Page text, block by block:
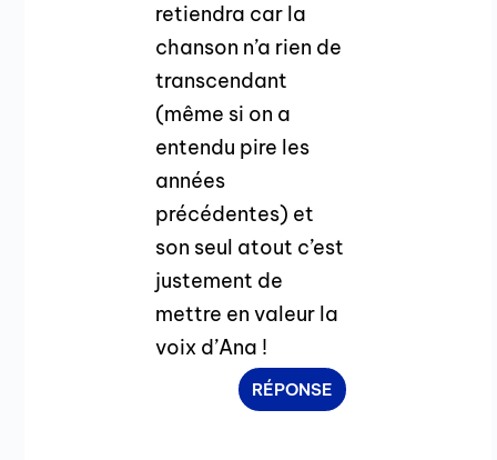
retiendra car la
chanson n’a rien de
transcendant
(même si on a
entendu pire les
années
précédentes) et
son seul atout c’est
justement de
mettre en valeur la
voix d’Ana !
RÉPONSE